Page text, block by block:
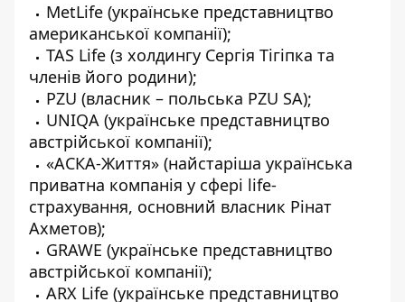
MetLife (українське представництво
американської компанії);
TAS Life (з холдингу Сергія Тігіпка та
членів його родини);
PZU (власник – польська PZU SA);
UNIQA (українське представництво
австрійської компанії);
«АСКА-Життя» (найстаріша українська
приватна компанія у сфері life-
страхування, основний власник Рінат
Ахметов);
GRAWE (українське представництво
австрійської компанії);
ARX Life (українське представництво